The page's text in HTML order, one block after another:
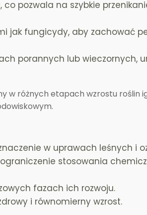
pozwala na szybkie
jak fungicydy, aby zachować
porannych lub wieczornych,
w różnych etapach wzrostu roślin
w uprawach leśnych i
stosowania
fazach ich rozwoju.
i równomierny wzrost.